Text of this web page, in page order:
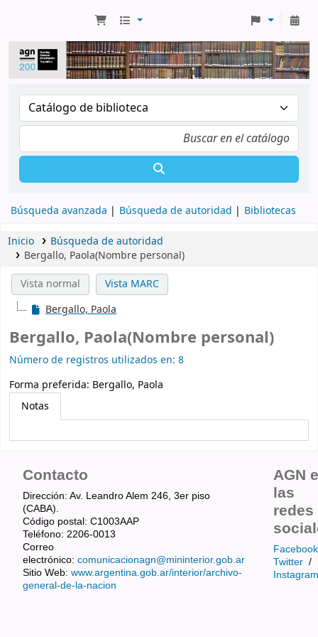
Búsqueda avanzada Búsqueda de autoridad Bibliotecas
Inicio
Búsqueda de autoridad
Bergallo, Paola(Nombre personal)
Vista normal
Vista MARC
Bergallo, Paola
Bergallo, Paola(Nombre personal)
Número de registros utilizados en: 8
Forma preferida: Bergallo, Paola
Notas
Contacto
Dirección: Av. Leandro Alem 246, 3er piso
(CABA).
Código postal: C1003AAP
Teléfono: 2206-0013
Correo
electrónico: comunicacionagn@mininterior.gob.ar
Sitio Web: www.argentina.gob.ar/interior/archivo-
general-de-la-nacion
AGN
las
redes
Facebook
Twitter /
Instagram